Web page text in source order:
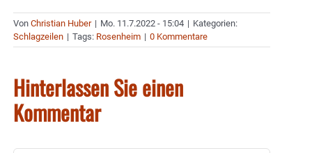
Von Christian Huber | Mo. 11.7.2022 - 15:04 | Kategorien:
Schlagzeilen | Tags: Rosenheim | 0 Kommentare
Hinterlassen Sie einen
Kommentar